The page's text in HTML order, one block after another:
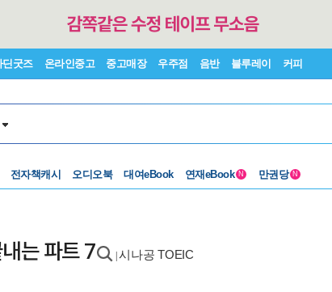
딘굿즈 온라인중고 중고매장 우주점 음반 블루레이 커피
전자책캐시 오디오북 대여eBook 연재eBook N 만권당 N
는 파트 7 |시나공 TOEIC